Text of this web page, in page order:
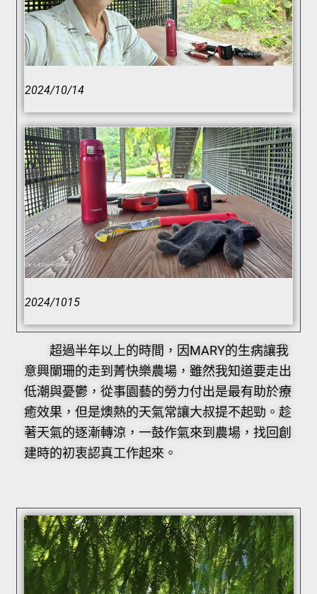
2024/10/14
2024/1015
超過半年以上的時間，因MARY的生病讓我
意興闌珊的走到菁快樂農場，雖然我知道要走出
低潮與憂鬱，從事園藝的勞力付出是最有助於療
癒效果，但是燠熱的天氣常讓大叔提不起勁。趁
著天氣的逐漸轉涼，一鼓作氣來到農場，找回創
建時的初衷認真工作起來。